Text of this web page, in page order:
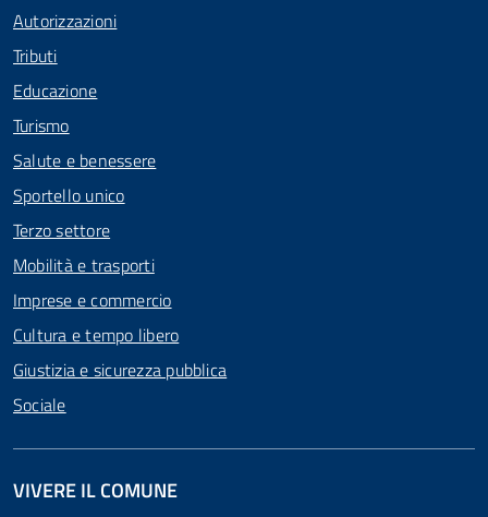
Autorizzazioni
Tributi
Educazione
Turismo
Salute e benessere
Sportello unico
Terzo settore
Mobilità e trasporti
Imprese e commercio
Cultura e tempo libero
Giustizia e sicurezza pubblica
Sociale
VIVERE IL COMUNE